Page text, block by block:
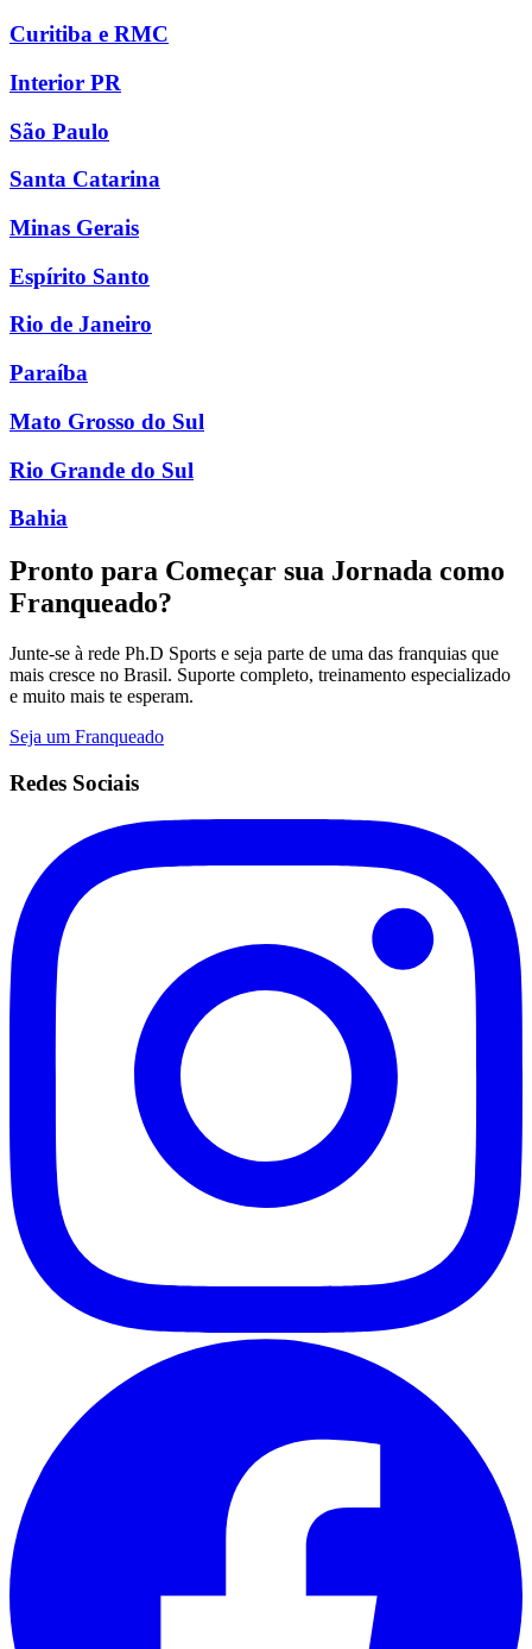
Curitiba e RMC
Interior PR
São Paulo
Santa Catarina
Minas Gerais
Espírito Santo
Rio de Janeiro
Paraíba
Mato Grosso do Sul
Rio Grande do Sul
Bahia
Pronto para Começar sua Jornada como
Franqueado?
Junte-se à rede Ph.D Sports e seja parte de uma das franquias que
mais cresce no Brasil. Suporte completo, treinamento especializado
e muito mais te esperam.
Seja um Franqueado
Redes Sociais